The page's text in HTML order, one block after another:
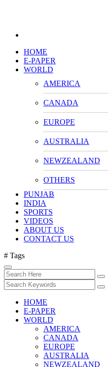
HOME
E-PAPER
WORLD
AMERICA
CANADA
EUROPE
AUSTRALIA
NEWZEALAND
OTHERS
PUNJAB
INDIA
SPORTS
VIDEOS
ABOUT US
CONTACT US
# Tags
HOME
E-PAPER
WORLD
AMERICA
CANADA
EUROPE
AUSTRALIA
NEWZEALAND